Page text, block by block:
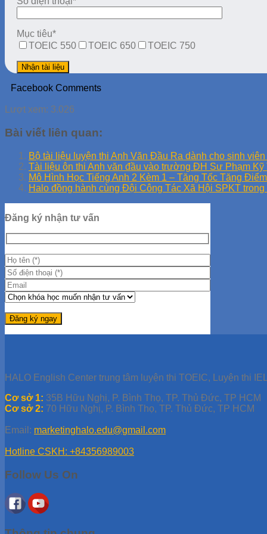
Mục tiêu*
TOEIC 550
TOEIC 650 TOEIC 750
Facebook Comments
Lượt xem: 3.026
Bài viết liên quan:
Bộ tài liệu luyện thi Anh Văn Đầu Ra dành cho sinh
Tài liệu ôn thi Anh văn đầu vào trường ĐH Sư Phạm Kỹ
Mô Hình Học Tiếng Anh 2 Kèm 1 – Tăng Tốc Tăng Điểm
Halo đồng hành cùng Đội Công Tác Xã Hội SPKT
Đăng ký nhận tư vấn
HALO English Center trung tâm luyện thi TOEIC, Luyện thi
Cơ sở 1: 35B Hữu Nghị, P. Bình Thọ, TP. Thủ Đức, TP HCM
Cơ sở 2: 70 Hữu Nghị, P. Bình Thọ, TP. Thủ Đức, TP HCM
Email: marketinghalo.edu@gmail.com
Hotline CSKH: +84356989003
Follow Us On